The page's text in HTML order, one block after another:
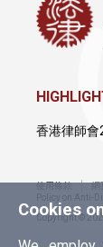
Cookies
香港律師會
使用條款 網
Policy on Anti-
Copyright ©